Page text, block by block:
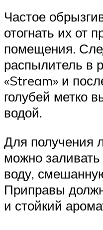
Частое
отогнать их от
помещения.
распылитель в
«Stream» и
голубей метко
водой.
Для получения
можно
воду,
Приправы
и стойкий